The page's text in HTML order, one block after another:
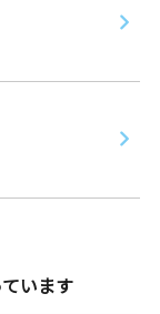
います